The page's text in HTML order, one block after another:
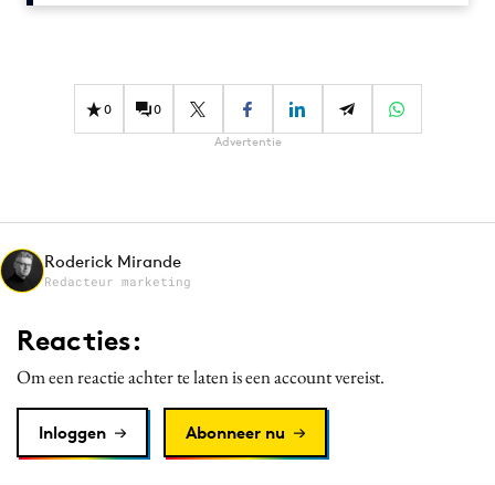
Data & Insights
Digital transformation
Interne communicatie
Martech
Merkstrategie
PR
Programmatic
Purpose Marketing
0 0
Advertentie
Roderick Mirande
Redacteur marketing
Reacties:
Om een reactie achter te laten is een account vereist.
Inloggen Abonneer nu